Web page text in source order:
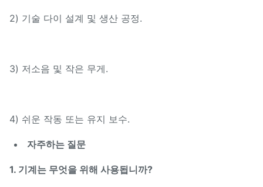
2) 기술 다이 설계 및 생산 공정.
3) 저소음 및 작은 무게.
4) 쉬운 작동 또는 유지 보수.
자주하는 질문
1. 기계는 무엇을 위해 사용됩니까?